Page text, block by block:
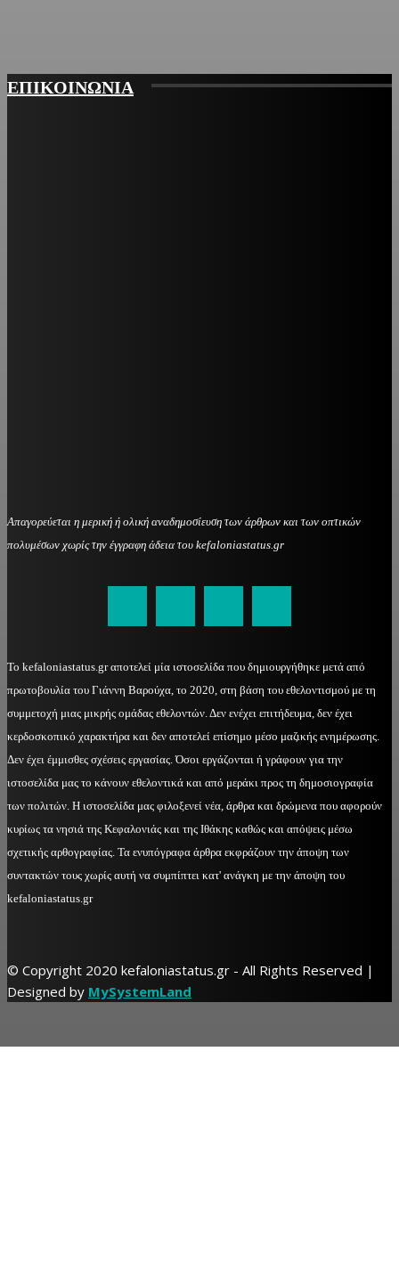
ΕΠΙΚΟΙΝΩΝΙΑ
Απαγορεύεται η μερική ή ολική αναδημοσίευση των άρθρων και των οπτικών
πολυμέσων χωρίς την έγγραφη άδεια του kefaloniastatus.gr
Το kefaloniastatus.gr αποτελεί μία ιστοσελίδα που δημιουργήθηκε μετά από
πρωτοβουλία του Γιάννη Βαρούχα, το 2020, στη βάση του εθελοντισμού με τη
συμμετοχή μιας μικρής ομάδας εθελοντών. Δεν ενέχει επιτήδευμα, δεν έχει
κερδοσκοπικό χαρακτήρα και δεν αποτελεί επίσημο μέσο μαζικής ενημέρωσης.
Δεν έχει έμμισθες σχέσεις εργασίας. Όσοι εργάζονται ή γράφουν για την
ιστοσελίδα μας το κάνουν εθελοντικά και από μεράκι προς τη δημοσιογραφία
των πολιτών. Η ιστοσελίδα μας φιλοξενεί νέα, άρθρα και δρώμενα που αφορούν
κυρίως τα νησιά της Κεφαλονιάς και της Ιθάκης καθώς και απόψεις μέσω
σχετικής αρθογραφίας. Τα ενυπόγραφα άρθρα εκφράζουν την άποψη των
συντακτών τους χωρίς αυτή να συμπίπτει κατ' ανάγκη με την άποψη του
kefaloniastatus.gr
© Copyright 2020 kefaloniastatus.gr - All Rights Reserved |
Designed by MySystemLand